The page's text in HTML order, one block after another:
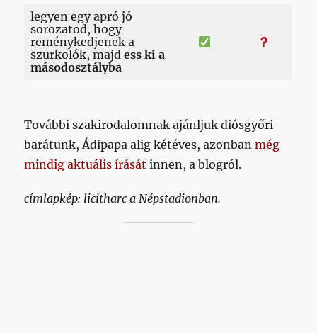
legyen egy apró jó
sorozatod, hogy
reménykedjenek a
szurkolók, majdess ki a
másodosztályba
További szakirodalomnak ajánljuk diósgyőri
barátunk, Ádipapa alig kétéves, azonbanmég
mindig aktuális írását innen, a blogról.
címlapkép: licitharc a Népstadionban.